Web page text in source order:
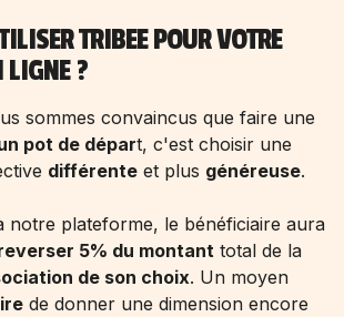
TRIBEE POUR VOTRE
LIGNE ?
sommes convaincus que faire une
pot de départ, c'est choisir une
différente et plus généreuse.
notre plateforme, le bénéficiaire aura
5% du montant total de la
de son choix. Un moyen
de donner une dimension encore